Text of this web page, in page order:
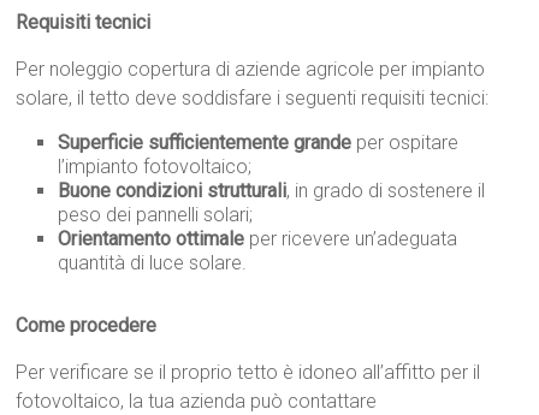
Requisiti tecnici
Per noleggio copertura di aziende agricole per impianto
solare, il tetto deve soddisfare i seguenti requisiti tecnici:
Superficie sufficientemente grande per ospitare
l’impianto fotovoltaico;
Buone condizioni strutturali, in grado di sostenere il
peso dei pannelli solari;
Orientamento ottimale per ricevere un’adeguata
quantità di luce solare.
Come procedere
Per verificare se il proprio tetto è idoneo all’affitto per il
fotovoltaico, la tua azienda può contattare